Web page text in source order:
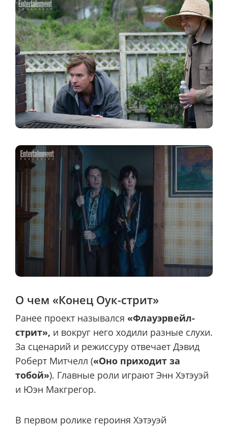
О чем «Конец Оук-стрит»
Ранее проект назывался «Флауэрвейл-
стрит», и вокруг него ходили разные слухи.
За сценарий и режиссуру отвечает Дэвид
Роберт Митчелл («Оно приходит за
тобой»). Главные роли играют Энн Хэтэуэй
и Юэн Макгрегор.
В первом ролике героиня Хэтэуэй